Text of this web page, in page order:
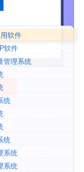
软件
软件
管理系统
统
统
系统
系统